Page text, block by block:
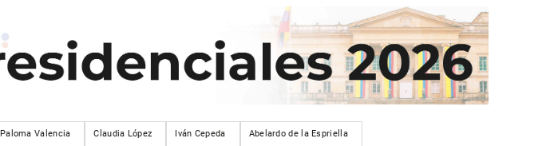
Paloma Valencia Claudia López Iván Cepeda Abelardo de la Espriella